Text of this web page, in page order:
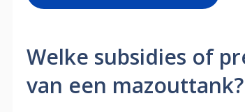
Welke subsidies of
van een mazouttank?